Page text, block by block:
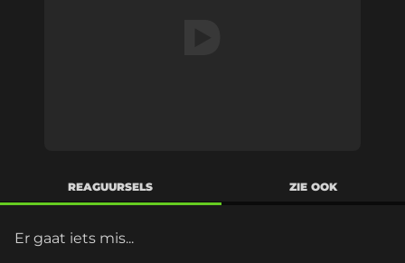
REAGUURSELS ZIE OOK
Er gaat iets mis...